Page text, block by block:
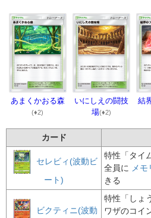
あまくかおる森
(♦2)
いにしえの闘技
場(♦2)
結
カード
セレビィ(波動ビ
ート)
特性「タイ
全員に
メモ
きる
ビクティニ(波動
特性「しょ
ワザのコイ